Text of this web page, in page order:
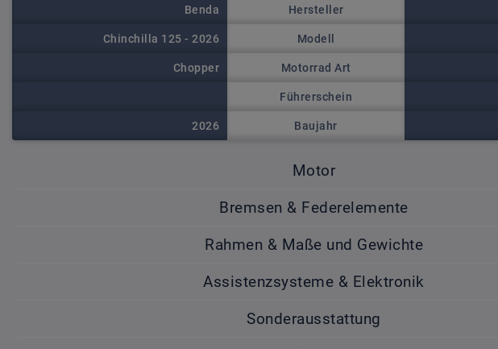
Benda Hersteller
Chinchilla 125 - 2026 Modell
Chopper Motorrad Art
Führerschein
2026 Baujahr
Motor
Bremsen & Federelemente
Rahmen & Maße und Gewichte
Assistenzsysteme & Elektronik
Sonderausstattung